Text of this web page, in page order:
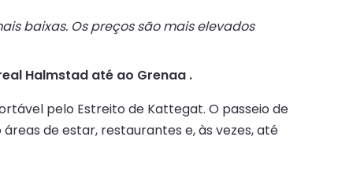
baixas. Os preços são mais elevados
Halmstad até ao Grenaa .
pelo Estreito de Kattegat. O passeio de
de estar, restaurantes e, às vezes, até